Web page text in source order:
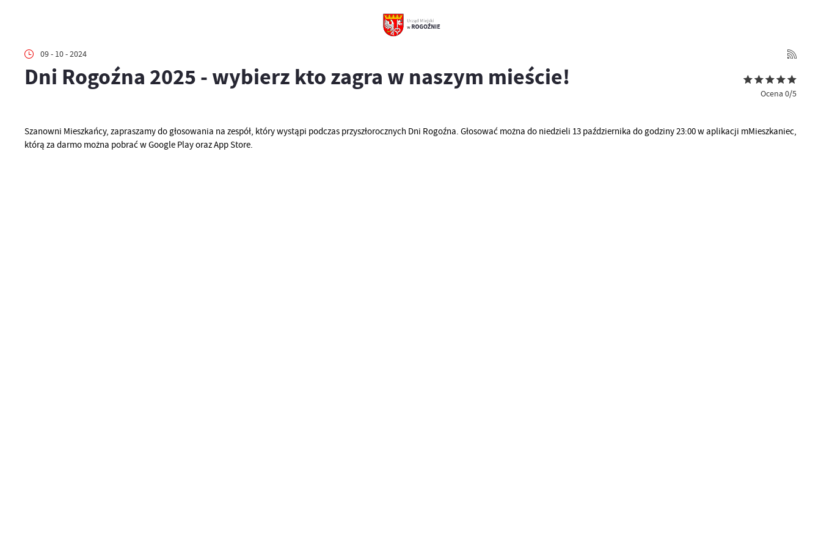
09 - 10 - 2024
Dni Rogoźna 2025 - wybierz kto zagra w naszym mieście!
Ocena 0/5
Szanowni Mieszkańcy, zapraszamy do głosowania na zespół, który wystąpi podczas przyszłorocznych Dni Rogoźna. Głosować można do niedzieli 13 października do godziny 23:00 w aplikacji mMieszkaniec,
którą za darmo można pobrać w Google Play oraz App Store.